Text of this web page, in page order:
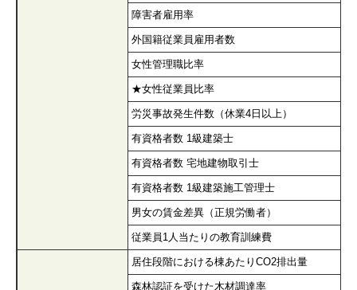
障害者雇用率
外国籍従業員雇用者数
女性管理職比率
★女性従業員比率
労災事故発生件数（休業4日以上）
有資格者数 1級建築士
有資格者数 宅地建物取引士
有資格者数 1級建築施工管理士
男女の賃金差異（正規労働者）
従業員1人当たりの教育訓練費
居住段階における棟あたりCO2排出量
森林認証を受けた木材調達率